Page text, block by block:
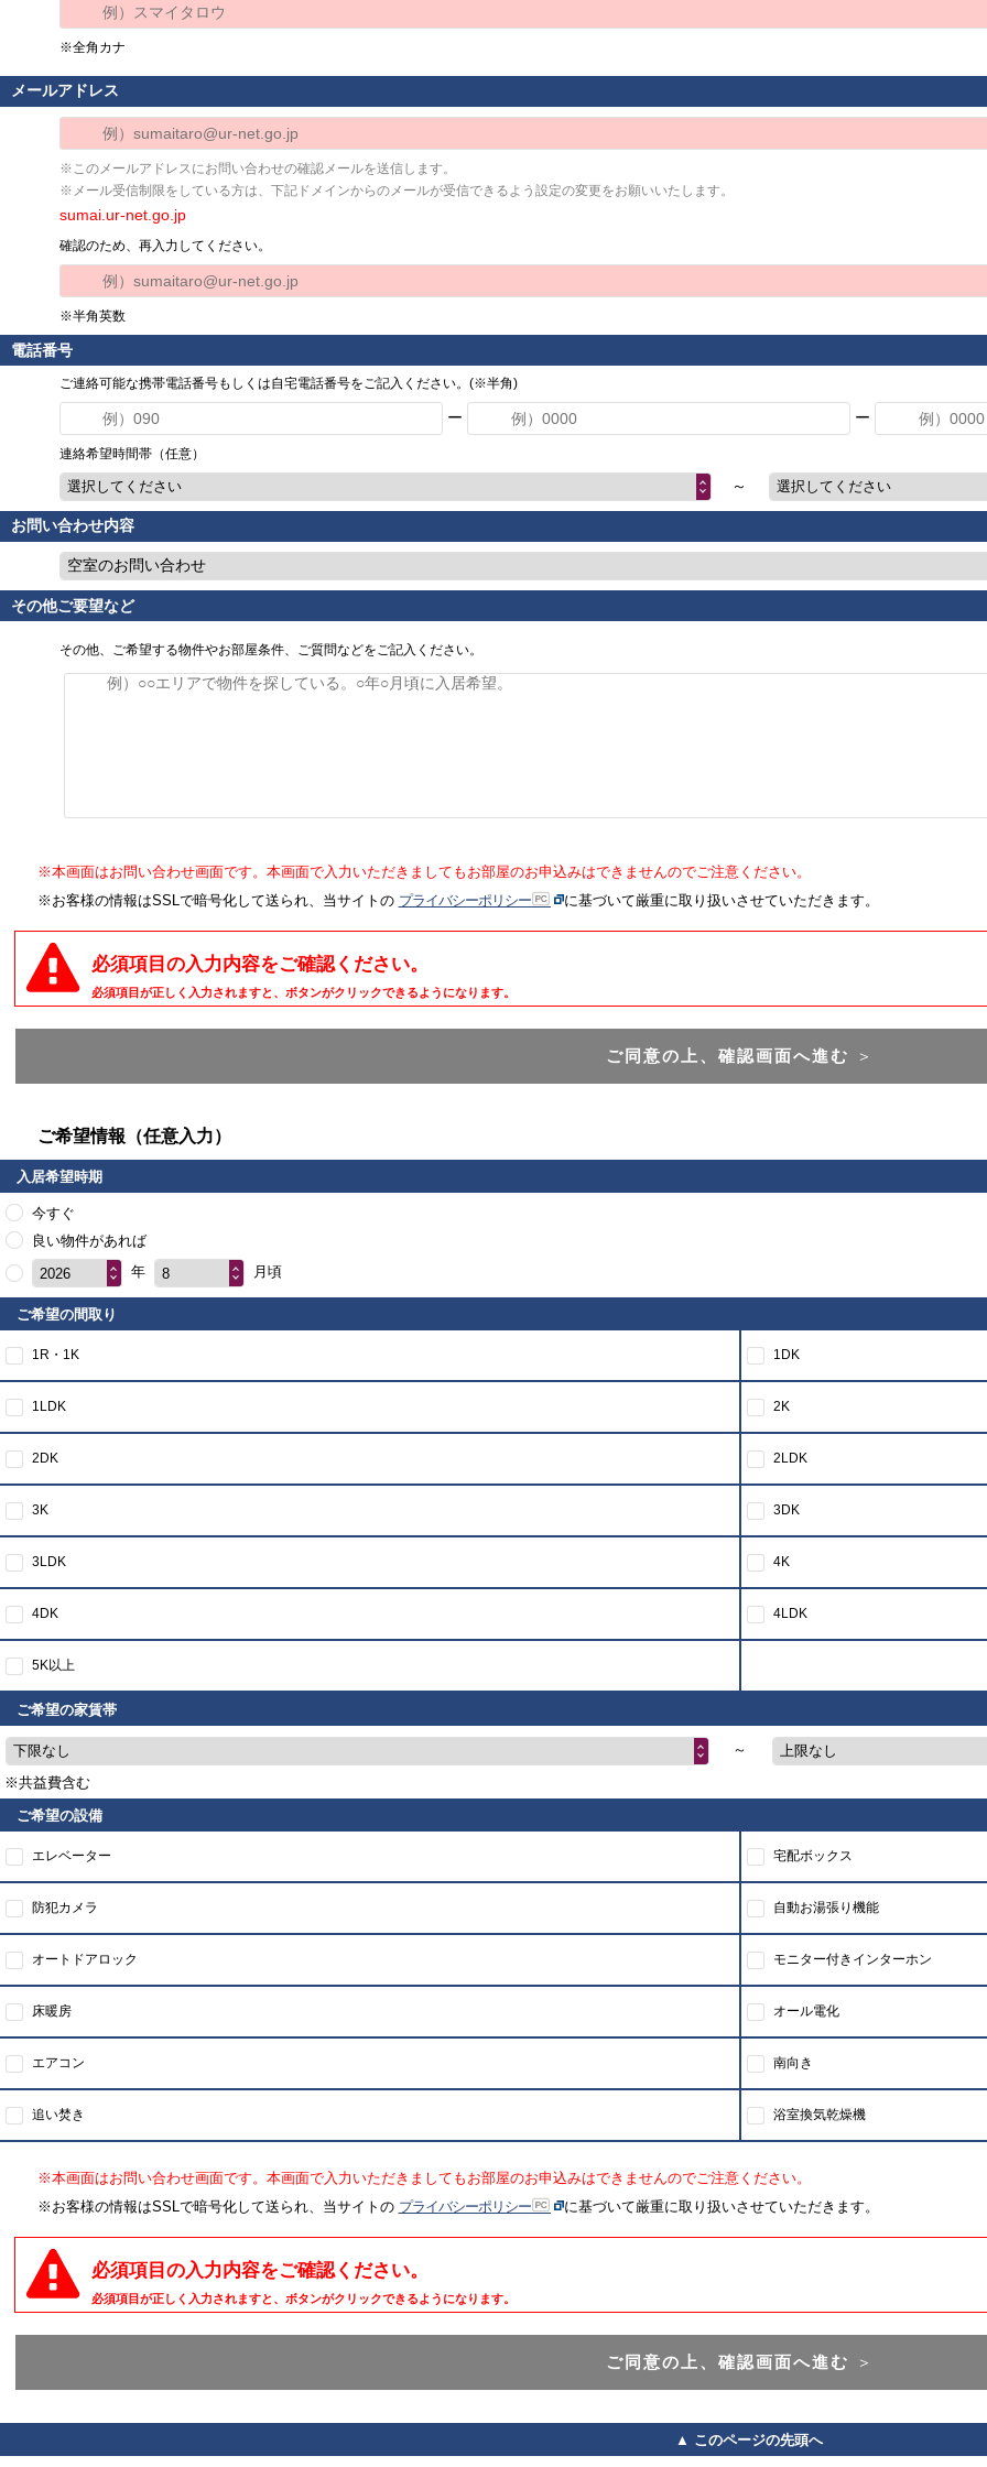
※全角カナ
メールアドレス
※このメールアドレスにお問い合わせの確認メールを送信します。
※メール受信制限をしている方は、下記ドメインからのメールが受信できるよう設定の変更をお願いいたします。
sumai.ur-net.go.jp
確認のため、再入力してください。
※半角英数
電話番号
ご連絡可能な携帯電話番号もしくは自宅電話番号をご記入ください。(※半角)
ー ー
連絡希望時間帯（任意）
選択してください ～ 選択してください
お問い合わせ内容
空室のお問い合わせ
その他ご要望など
その他、ご希望する物件やお部屋条件、ご質問などをご記入ください。
※本画面はお問い合わせ画面です。本画面で入力いただきましてもお部屋のお申込みはできませんのでご注意ください。
※お客様の情報はSSLで暗号化して送られ、当サイトの プライバシーポリシー に基づいて厳重に取り扱いさせていただきます。
必須項目の入力内容をご確認ください。
必須項目が正しく入力されますと、ボタンがクリックできるようになります。
ご同意の上、確認画面へ進む ＞
ご希望情報（任意入力）
入居希望時期
今すぐ
良い物件があれば
2026
年 8 月頃
ご希望の間取り
1R・1K 1DK
1LDK 2K
2DK 2LDK
3K 3DK
3LDK 4K
4DK 4LDK
5K以上
ご希望の家賃帯
下限なし ～
上限なし
※共益費含む
ご希望の設備
エレベーター 宅配ボックス
防犯カメラ 自動お湯張り機能
オートドアロック モニター付きインターホン
床暖房 オール電化
エアコン 南向き
追い焚き 浴室換気乾燥機
※本画面はお問い合わせ画面です。本画面で入力いただきましてもお部屋のお申込みはできませんのでご注意ください。
※お客様の情報はSSLで暗号化して送られ、当サイトの プライバシーポリシー に基づいて厳重に取り扱いさせていただきます。
必須項目の入力内容をご確認ください。
必須項目が正しく入力されますと、ボタンがクリックできるようになります。
ご同意の上、確認画面へ進む ＞
▲ このページの先頭へ